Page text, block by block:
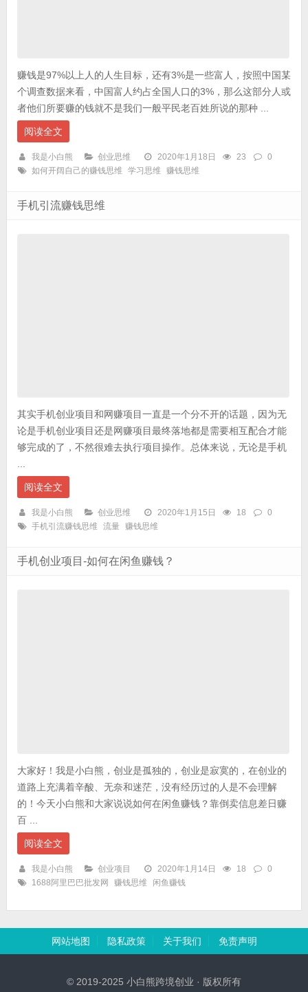
赚钱是97%以上人的人生目标，还有3%是一些富人，按照中国某
个调查数据来看，中国富人约占全国人口的3%，那么这部分人或
者他们所要赚的钱就不是我们一般平民老百姓所说的那种 ...
阅读全文
我是小白熊 创业思维 2020年1月18日 23
0
如何开阔自己的赚钱思维
学习思维 赚钱思维
手机引流赚钱思维
其实手机创业项目和网赚项目一直是一个分不开的话题，因为无
论是手机创业项目还是网赚项目最终落地都是需要相互配合才能
够完成的了，不然很难去执行项目操作。总体来说，无论是手机
阅读全文
我是小白熊 创业思维 2020年1月15日 18
0
手机引流赚钱思维
流量 赚钱思维
手机创业项目-如何在闲鱼赚钱？
大家好！我是小白熊，创业是孤独的，创业是寂寞的，在创业的
道路上充满着辛酸、无奈和迷茫，没有经历过的人是不会理解
的！今天小白熊和大家说说如何在闲鱼赚钱？靠倒卖信息差日赚
百 ...
阅读全文
我是小白熊 创业项目 2020年1月14日 18
0
1688阿里巴巴批发网
赚钱思维 闲鱼赚钱
网站地图 隐私政策 关于我们 免责声明
© 2019-2025 小白熊跨境创业 · 版权所有